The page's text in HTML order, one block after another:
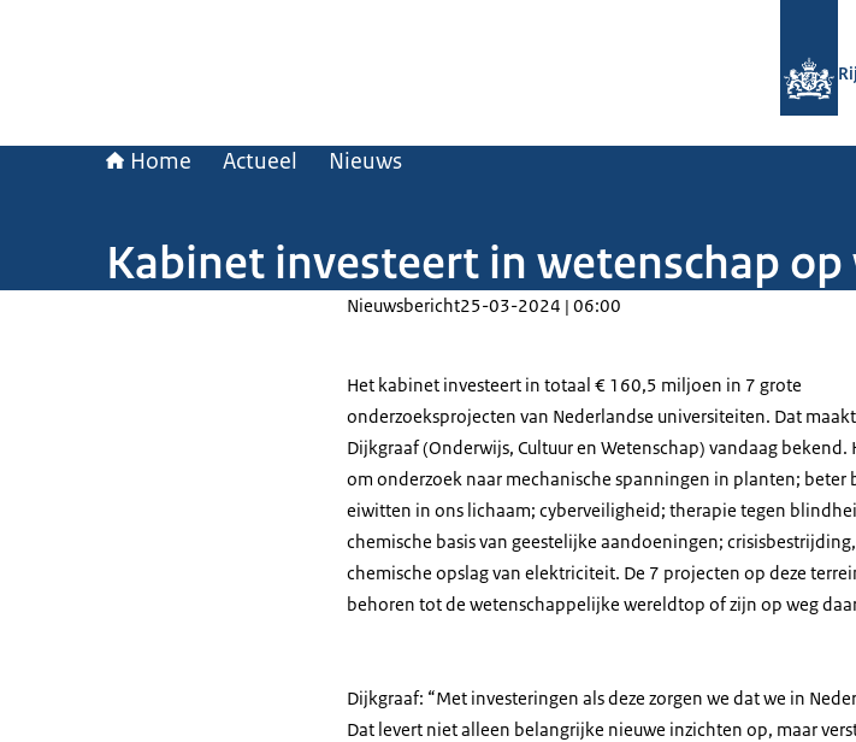
Home Actueel Nieuws
Kabinet investeert in wetenschap
Nieuwsbericht25-03-2024 | 06:00
Het kabinet investeert in totaal € 160,5 miljoen in 7 grote
onderzoeksprojecten van Nederlandse universiteiten. Dat
Dijkgraaf (Onderwijs, Cultuur en Wetenschap) vandaag bekend.
om onderzoek naar mechanische spanningen in planten; beter
eiwitten in ons lichaam; cyberveiligheid; therapie tegen
chemische basis van geestelijke aandoeningen;
chemische opslag van elektriciteit. De 7 projecten op deze
behoren tot de wetenschappelijke wereldtop of zijn op weg
Dijkgraaf: “Met investeringen als deze zorgen we dat we in
Dat levert niet alleen belangrijke nieuwe inzichten op, maar